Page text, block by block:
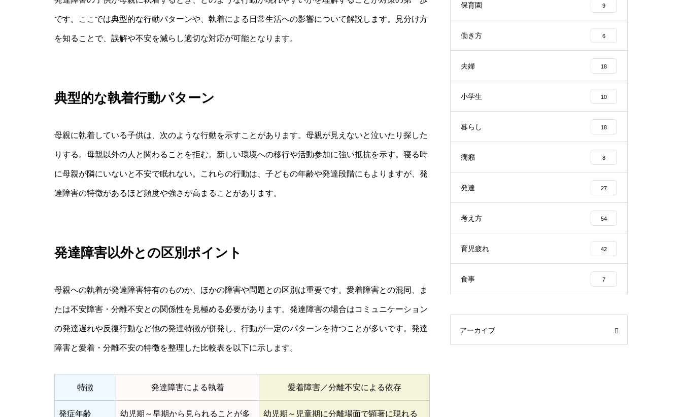
です。ここでは典型的な行動パターンや、執着による日常生活への影響について解説します。見分け方
を知ることで、誤解や不安を減らし適切な対応が可能となります。
典型的な執着行動パターン
母親に執着している子供は、次のような行動を示すことがあります。母親が見えないと泣いたり探した
りする。母親以外の人と関わることを拒む。新しい環境への移行や活動参加に強い抵抗を示す。寝る時
に母親が隣にいないと不安で眠れない。これらの行動は、子どもの年齢や発達段階にもよりますが、発
達障害の特徴があるほど頻度や強さが高まることがあります。
発達障害以外との区別ポイント
母親への執着が発達障害特有のものか、ほかの障害や問題との区別は重要です。愛着障害との混同、ま
たは不安障害・分離不安との関係性を見極める必要があります。発達障害の場合はコミュニケーション
の発達遅れや反復行動など他の発達特徴が併発し、行動が一定のパターンを持つことが多いです。発達
障害と愛着・分離不安の特徴を整理した比較表を以下に示します。
特徴 発達障害による執着 愛着障害／分離不安による依存
発症年齢 幼児期～早期から見られることが多 幼児期～児童期に分離場面で顕著に現れる
保育園 9
働き方 6
夫婦 18
小学生 10
暮らし 18
癇癪 8
発達 27
考え方 54
育児疲れ 42
食事 7
アーカイブ